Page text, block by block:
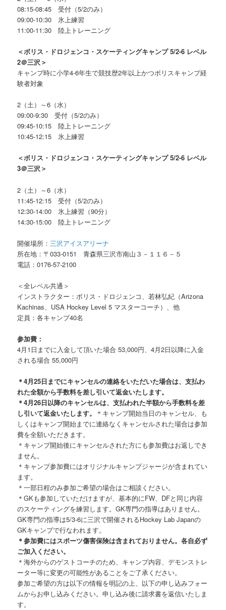
08:15-08:45 受付（5/2のみ）
09:00-10:30 氷上練習
11:00-11:30 陸上トレーニング
＜ボリス・ドロジェンコ・スケーティングキャンプ 5/2-6 レベル
2＠三沢＞
キャンプ時に小学4-6年生で競技歴2年以上かつボリスキャンプ経
験者対象
2（土）～6（水）
09:00-9:30 受付（5/2のみ）
09:45-10:15 陸上トレーニング
10:45-12:15 氷上練習
＜ボリス・ドロジェンコ・スケーティングキャンプ 5/2-6 レベル
3＠三沢＞
2（土）～6（水）
11:45-12:15 受付（5/2のみ）
12:30-14:00 氷上練習（90分）
14:30-15:00 陸上トレーニング
開催場所： 三沢アイスアリーナ
所在地：〒033-0151 青森県三沢市南山３－１１６－５
電話：0176-57-2100
＜全レベル共通＞
インストラクター：ボリス・ドロジェンコ、若林弘紀（Arizona
Kachinas、USA Hockey Level 5 マスターコーチ）、他
定員：各キャンプ40名
参加費：
4月1日までに入金して頂いた場合 53,000円、4月2日以降に入金
される場合 55,000円
＊4月25日までにキャンセルの連絡をいただいた場合は、支払わ
れた全額から手数料を差し引いて返金いたします。
＊4月26日以降のキャンセルは、支払われた半額から手数料を差
し引いて返金いたします。
＊キャンプ開始当日のキャンセル、も
しくはキャンプ開始までに連絡なくキャンセルされた場合は参加
費を全額いただきます。
＊キャンプ開始後にキャンセルされた方にも参加費はお返しでき
ません。
＊キャンプ参加費にはオリジナルキャンプジャージが含まれてい
ます。
＊一部日程のみ参加ご希望の場合はご相談ください。
＊GKも参加していただけますが、基本的にFW、DFと同じ内容
のスケーティングを練習します。GK専門の指導はありません。
GK専門の指導は5/3-6に三沢で開催されるHockey Lab Japanの
GKキャンプで行なわれます。
＊参加費にはスポーツ傷害保険は含まれておりません。各自必ず
ご加入ください。
＊海外からのゲストコーチのため、キャンプ内容、デモンストレ
ーター等に変更の可能性があることをご了承ください。
参加ご希望の方は以下の情報を明記の上、以下の申し込みフォー
ムからお申し込みください。申し込み後に請求書を返信いたしま
す。